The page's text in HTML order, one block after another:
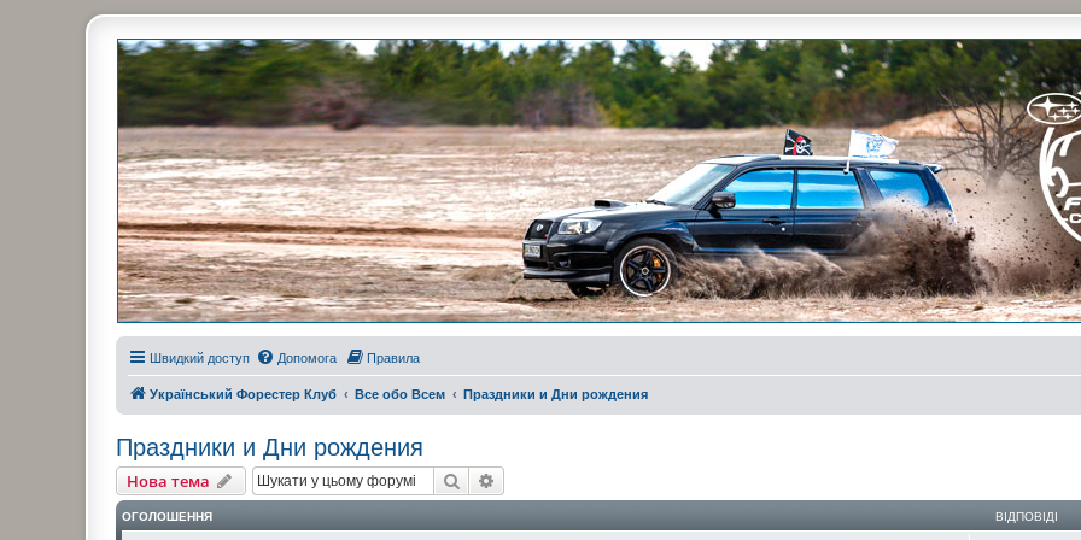
Украинский Форестер Клуб
Всеукраинский клуб владельцев Subaru Forester. Клубные покатушки на природе и еженедельные встречи, скидки от партнеров и просто много общения
Швидкий доступ Допомога Правила
Український Форестер Клуб Все обо Всем Праздники и Дни рождения
Праздники и Дни рождения
Нова тема Пошук
ОГОЛОШЕННЯ ВІДПОВІДІ